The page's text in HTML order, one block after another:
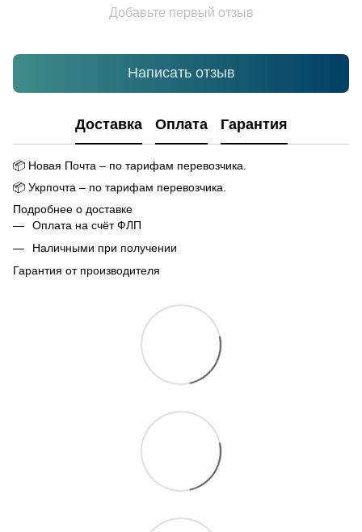
Добавьте первый отзыв
Написать отзыв
Доставка Оплата Гарантия
📦 Новая Почта – по тарифам перевозчика.
📦 Укрпочта – по тарифам перевозчика.
Подробнее о доставке
Оплата на счёт ФЛП
Наличными при получении
Гарантия от производителя